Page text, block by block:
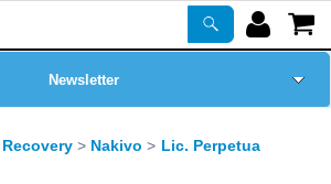
Newsletter
Nakivo Lic. Perpetua